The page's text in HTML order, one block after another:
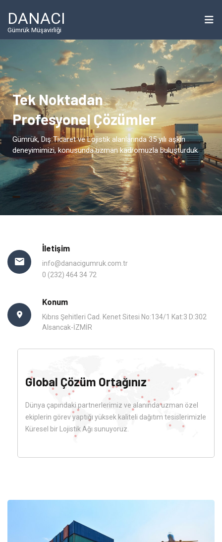
DANACI
Gümrük Müşavirliği
Tek Noktadan
Profesyonel Çözümler
Gümrük, Dış Ticaret ve Lojistik alanlarında 35 yılı aşkın
deneyimimizi, konusunda uzman kadromuzla buluşturduk
İletişim
info@danacigumruk.com.tr
0 (232) 464 34 72
Konum
Kıbrıs Şehitleri Cad. Kenet Sitesi No:134/1 Kat:3 D:302
Alsancak-İZMİR
Global Çözüm Ortağınız
Dünya çapındaki partnerlerimiz ve alanında uzman özel
ekiplerin görev yaptığı yüksek kaliteli dağıtım tesislerimizle
Küresel bir Lojistik Ağı sunuyoruz.